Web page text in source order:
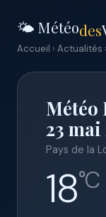
🌤️ Météodes
Accueil › Actualités ›
Météo
23 mai
Pays de la
18°C